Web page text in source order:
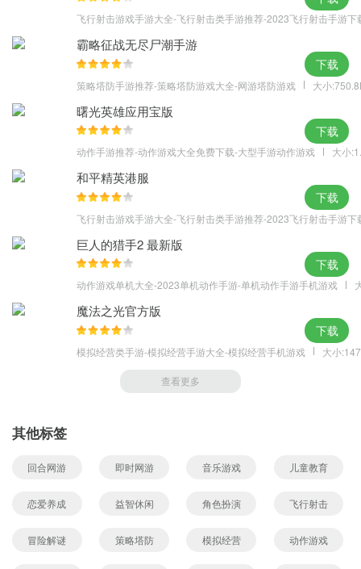
但为人忠厚善良，待人坦诚，不强求而尽得之。童姥死后被传为灵
鹫宫宫主，因解三十六洞洞主和七十二岛岛主生死符而使众人真心
降服。
天山六阳掌：对敌方全体目标造成外功伤害。
天山折梅手：对敌方面前列造成外功伤害。
小无相功：增加自身吸血。
生死符：对敌方单体使用造成外功伤害并进入流血状态。
飞行射击游戏手游大全-飞行射击类手游推荐-2023飞行射击手游下
霸略征战无尽尸潮手游
策略塔防手游推荐-策略塔防游戏大全-网游塔防游戏 大小
下载
曙光英雄应用宝版
动作手游推荐-动作游戏大全免费下载-大型手游动作游戏 大小
下载
和平精英港服
飞行射击游戏手游大全-飞行射击类手游推荐-2023飞行射击手游下
下载
巨人的猎手2 最新版
动作游戏单机大全-2023单机动作手游-单机动作手游手机游戏
下载
魔法之光官方版
模拟经营类手游-模拟经营手游大全-模拟经营手机游戏 大小
下载
查看更多
其他标签
回合网游 即时网游 音乐游戏 儿童教育
恋爱养成 益智休闲 角色扮演 飞行射击
冒险解谜 策略塔防 模拟经营 动作游戏